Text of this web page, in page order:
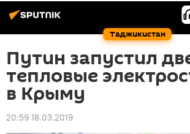
Таджикистан
Путин запустил
тепловые
в Крыму
20:59 18.03.2019